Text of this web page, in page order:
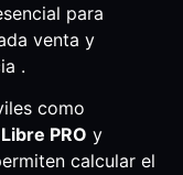
para
venta y
.
como
PRO y
calcular el